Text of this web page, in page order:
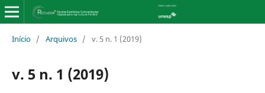
Início / Arquivos / v. 5 n. 1 (2019)
v. 5 n. 1 (2019)